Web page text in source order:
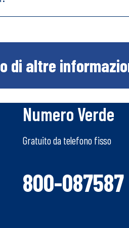
di altre
Numero Verde
Gratuito da telefono fisso
800-087587